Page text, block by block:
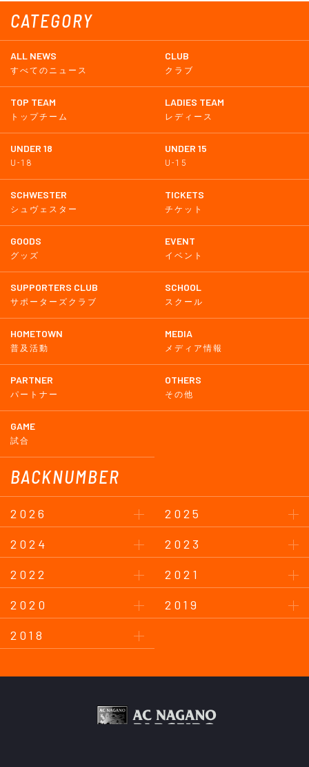
CATEGORY
ALL NEWS
すべてのニュース
CLUB
クラブ
TOP TEAM
トップチーム
LADIES TEAM
レディース
UNDER 18
U-18
UNDER 15
U-15
SCHWESTER
シュヴェスター
TICKETS
チケット
GOODS
グッズ
EVENT
イベント
SUPPORTERS CLUB
サポーターズクラブ
SCHOOL
スクール
HOMETOWN
普及活動
MEDIA
メディア情報
PARTNER
パートナー
OTHERS
その他
GAME
試合
BACKNUMBER
2026
2025
2024
2023
2022
2021
2020
2019
2018